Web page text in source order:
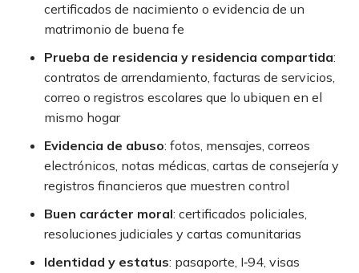
certificados de nacimiento o evidencia de un
matrimonio de buena fe
Prueba de residencia y residencia compartida:
contratos de arrendamiento, facturas de servicios,
correo o registros escolares que lo ubiquen en el
mismo hogar
Evidencia de abuso: fotos, mensajes, correos
electrónicos, notas médicas, cartas de consejería y
registros financieros que muestren control
Buen carácter moral: certificados policiales,
resoluciones judiciales y cartas comunitarias
Identidad y estatus: pasaporte, I‑94, visas